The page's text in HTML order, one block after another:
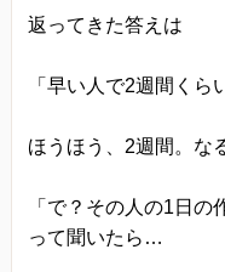
返ってきた答えは
「早い人で2週間くら
ほうほう、2週間。な
「で？その人の1日の
って聞いたら…